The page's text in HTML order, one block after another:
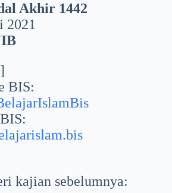
Akhir 1442
2021
BIS:
kajian sebelumnya: